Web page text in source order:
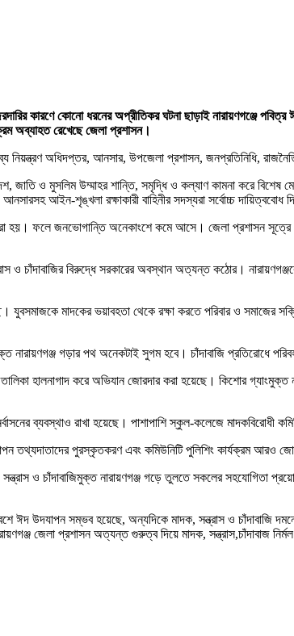
কারণে কোনো ধরনের অপ্রীতিকর ঘটনা ছাড়াই নারায়ণগঞ্জে
অব্যাহত রেখেছে জেলা প্রশাসন।
নিয়ন্ত্রণ অধিদপ্তর, আনসার, উপজেলা প্রশাসন, জনপ্রতিনিধি,
ও মুসলিম উম্মাহর শান্তি, সমৃদ্ধি ও কল্যাণ কামনা করে বিশেষ
আইন-শৃঙ্খলা রক্ষাকারী বাহিনীর সদস্যরা সর্বোচ্চ দায়িত্ববোধ
হয়। ফলে জনভোগান্তি অনেকাংশে কমে আসে। জেলা প্রশাসন সূত্রে
ও চাঁদাবাজির বিরুদ্ধে সরকারের অবস্থান অত্যন্ত কঠোর।
যুবসমাজকে মাদকের ভয়াবহতা থেকে রক্ষা করতে পরিবার ও
গড়ার পথ অনেকটাই সুগম হবে। চাঁদাবাজি প্রতিরোধে পরিবহন
তালিকা হালনাগাদ করে অভিযান জোরদার করা হয়েছে। কিশোর
ব্যবস্থাও রাখা হয়েছে। পাশাপাশি স্কুল-কলেজে মাদকবিরোধী
তথ্যদাতাদের পুরস্কৃতকরণ এবং কমিউনিটি পুলিশিং কার্যক্রম আরও
ও চাঁদাবাজিমুক্ত নারায়ণগঞ্জ গড়ে তুলতে সকলের সহযোগিতা
ঈদ উদযাপন সম্ভব হয়েছে, অন্যদিকে মাদক, সন্ত্রাস ও চাঁদাবাজি
জেলা প্রশাসন অত্যন্ত গুরুত্ব দিয়ে মাদক, সন্ত্রাস,চাঁদাবাজ